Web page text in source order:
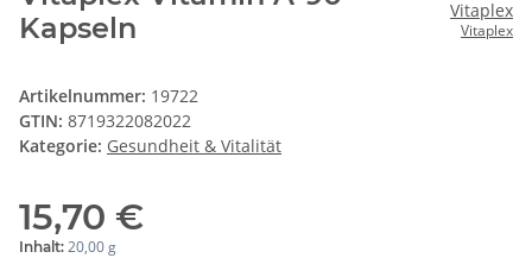
Vitaplex
Kapseln
Artikelnummer: 19722
GTIN: 8719322082022
Kategorie: Gesundheit & Vitalität
15,70 €
Inhalt: 20,00 g